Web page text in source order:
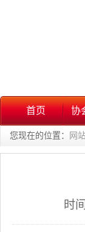
首页 协
您现在的位置： 网
时